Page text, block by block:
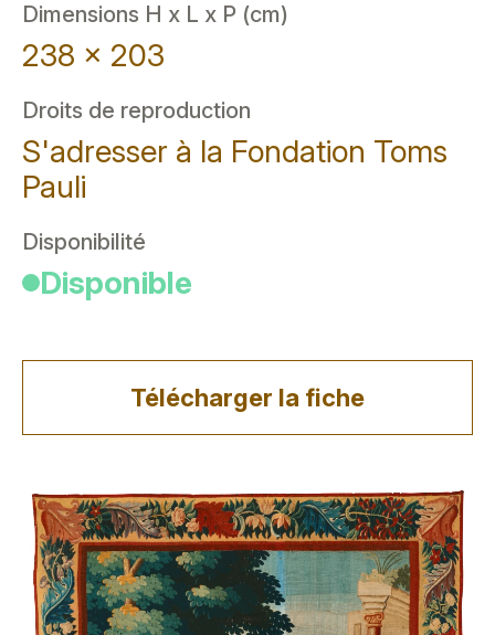
Dimensions H x L x P (cm)
238 x 203
Droits de reproduction
S'adresser à la Fondation Toms
Pauli
Disponibilité
Disponible
Télécharger la fiche